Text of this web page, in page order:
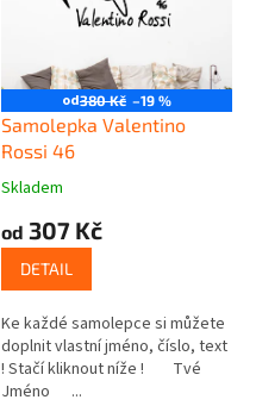
od380 Kč –19 %
Samolepka Valentino
Rossi 46
Skladem
od 307 Kč
DETAIL
Ke každé samolepce si můžete
doplnit vlastní jméno, číslo, text
! Stačí kliknout níže ! Tvé
Jméno ...